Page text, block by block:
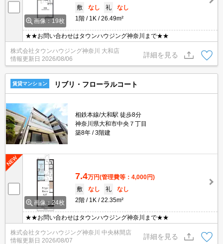
画像：19枚
敷 なし 礼
なし
1階
1K 26.49m²
★★お問い合わせはタウンハウジング神奈川まで★★
株式会社タウンハウジング神奈川 大和店
情報更新日 2026/08/06
詳細を見る
賃貸マンション リブリ・フローラルコート
相鉄本線/大和駅 徒歩8分
神奈川県大和市中央７丁目
築8年
3階建
画像：24枚
7.4万円(管理費等：4,000円)
敷
なし 礼
なし
2階
1K 22.35m²
★★お問い合わせはタウンハウジング神奈川まで★★
株式会社タウンハウジング神奈川 中央林間店
情報更新日 2026/08/07
詳細を見る